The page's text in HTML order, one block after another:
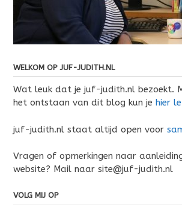
WELKOM OP JUF-JUDITH.NL
Wat leuk dat je juf-judith.nl bezoekt.
het ontstaan van dit blog kun je hier
juf-judith.nl staat altijd open voor
Vragen of opmerkingen naar
website? Mail naar site@juf-judith.nl
VOLG MIJ OP